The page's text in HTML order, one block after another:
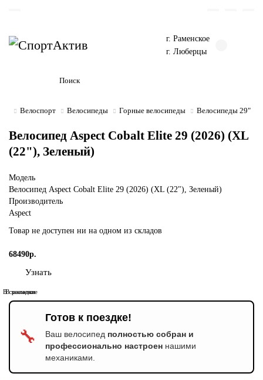
г. Раменское
г. Люберцы
Велоспорт Велосипеды Горные велосипеды Велосипеды 29"
Велосипед Aspect Cobalt Elite 29 (2026) (XL
(22"), Зеленый)
Модель
Велосипед Aspect Cobalt Elite 29 (2026) (XL (22"), Зеленый)
Производитель
Aspect
Товар не доступен ни на одном из складов
68490р.
Узнать
В закладки
В сравнение
🔧
Готов к поездке!
Ваш велосипед полностью собран и
профессионально настроен нашими
механиками.